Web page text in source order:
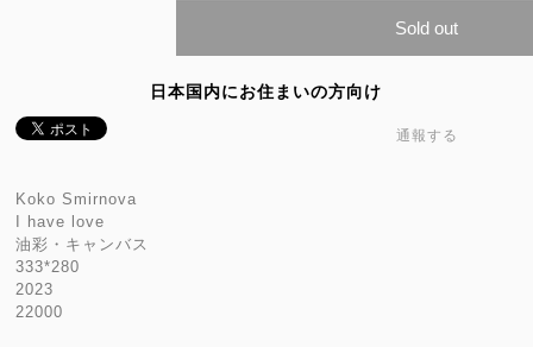
Sold out
日本国内にお住まいの方向け
通報する
Koko Smirnova
I have love
油彩・キャンバス
333*280
2023
22000